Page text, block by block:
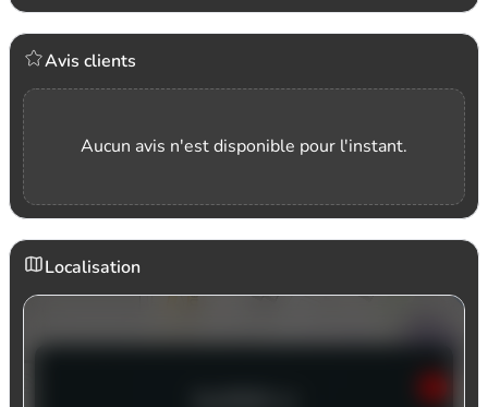
Avis clients
Aucun avis n'est disponible pour l'instant.
Localisation